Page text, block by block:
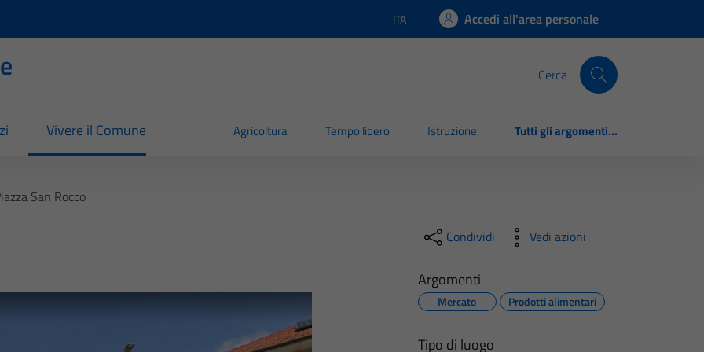
Lingua attiva:
ITA Accedi all'area personale
Cerca
Vivere il Comune Agricoltura Tempo libero Istruzione Tutti gli argomenti...
San Rocco
Condividi Vedi azioni
Argomenti
Mercato Prodotti alimentari
Tipo di luogo